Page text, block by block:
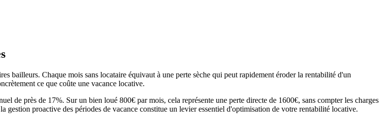
bailleurs. Chaque mois sans locataire équivaut à une perte sèche qui peut rapidement éroder la rentabilité d'un
ce que coûte une vacance locative.
de près de 17%. Sur un bien loué 800€ par mois, cela représente une perte directe de 1600€, sans compter les charges
gestion proactive des périodes de vacance constitue un levier essentiel d'optimisation de votre rentabilité locative.